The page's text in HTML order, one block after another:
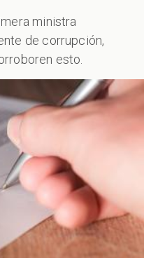
ministra
de corrupción,
esto.